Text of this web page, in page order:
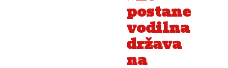
postane
vodilna
država
na